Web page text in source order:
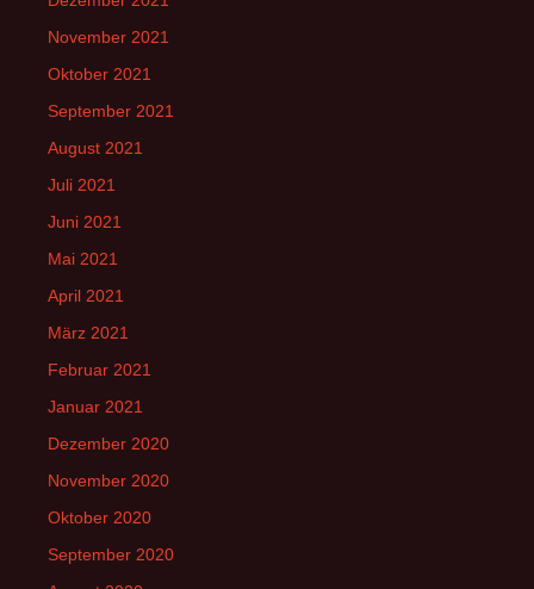
November 2021
Oktober 2021
September 2021
August 2021
Juli 2021
Juni 2021
Mai 2021
April 2021
März 2021
Februar 2021
Januar 2021
Dezember 2020
November 2020
Oktober 2020
September 2020